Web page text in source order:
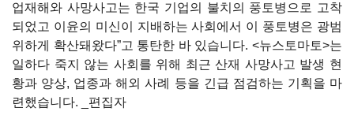
업재해와 사망사고는 한국 기업의 불치의 풍토병으로 고착
되었고 이윤의 미신이 지배하는 사회에서 이 풍토병은 광범
위하게 확산돼왔다”고 통탄한 바 있습니다. <뉴스토마토>는
일하다 죽지 않는 사회를 위해 최근 산재 사망사고 발생 현
황과 양상, 업종과 해외 사례 등을 긴급 점검하는 기획을 마
련했습니다. _편집자